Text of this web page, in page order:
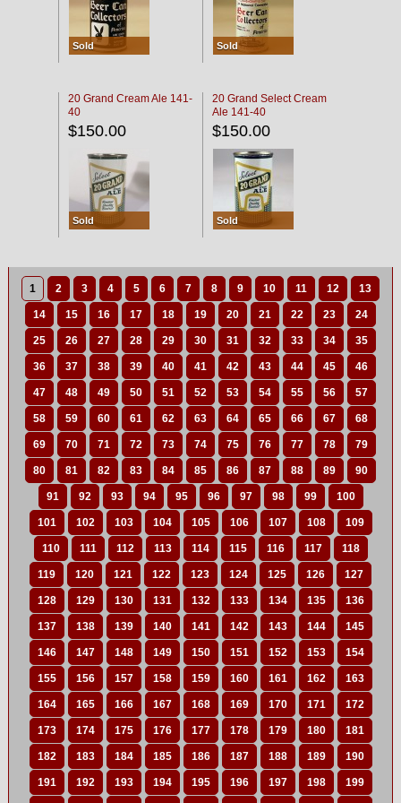
Sold Sold
20 Grand Cream Ale 141-
40
$150.00
Sold
20 Grand Select Cream
Ale 141-40
$150.00
Sold
1 2 3 4 5 6 7 8 9 10 11 12 13
14 15 16 17 18 19 20 21 22 23 24
25 26 27 28 29 30 31 32 33 34 35
36 37 38 39 40 41 42 43 44 45 46
47 48 49 50 51 52 53 54 55 56 57
58 59 60 61 62 63 64 65 66 67 68
69 70 71 72 73 74 75 76 77 78 79
80 81 82 83 84 85 86 87 88 89 90
91 92 93 94 95 96 97 98 99 100
101 102 103 104 105 106 107 108 109
110 111 112 113 114 115 116 117 118
119 120 121 122 123 124 125 126 127
128 129 130 131 132 133 134 135 136
137 138 139 140 141 142 143 144 145
146 147 148 149 150 151 152 153 154
155 156 157 158 159 160 161 162 163
164 165 166 167 168 169 170 171 172
173 174 175 176 177 178 179 180 181
182 183 184 185 186 187 188 189 190
191 192 193 194 195 196 197 198 199